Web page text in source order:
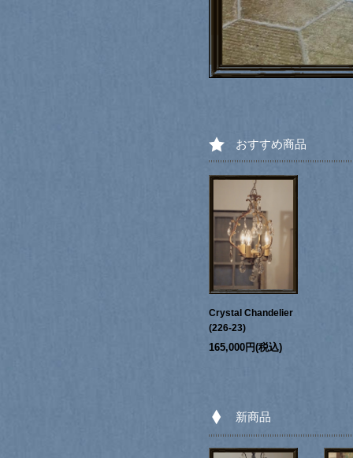
おすすめ商品
Crystal Chandelier
(226-23)
165,000円(税込)
新商品